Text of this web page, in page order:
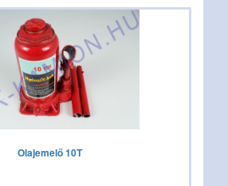
Olajemelő 10T